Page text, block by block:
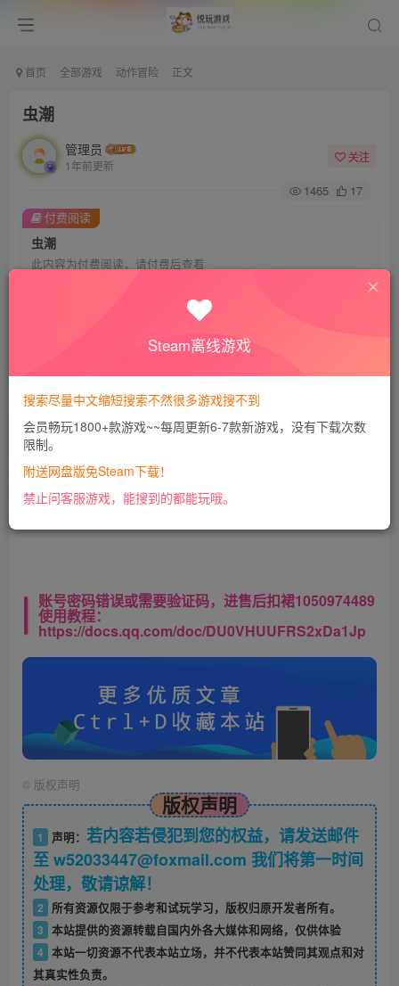
首页 全部游戏 动作冒险 正文
虫潮
管理员
1年前更新
关注
1465 17
虫潮
此内容为付费阅读，请付费后查看
悦玩币 8
免费
您当前未登录！建议登陆后购买，可保存购买订单
付费阅读
此处内容已隐藏，VIP会员可见
请登录后查看特权
账号密码错误或需要验证码，进售后扣裙1050974489
使用教程：
https://docs.qq.com/doc/DU0VHUUFRS2xDa1Jp
© 版权声明
版权声明
1 声明： 若内容若侵犯到您的权益，请发送邮件
至 w52033447@foxmail.com 我们将第一时间
处理，敬请谅解！
2
所有资源仅限于参考和试玩学习，版权归原开发者所有。
3 本站提供的资源转载自国内外各大媒体和网络，仅供体验
4 本站一切资源不代表本站立场，并不代表本站赞同其观点和对
其真实性负责。
Steam离线游戏
搜索尽量中文缩短搜索不然很多游戏搜不到
会员畅玩1800+款游戏~~每周更新6-7款新游戏，没有下载次数
限制。
附送网盘版免Steam下载！
禁止问客服游戏，能搜到的都能玩哦。